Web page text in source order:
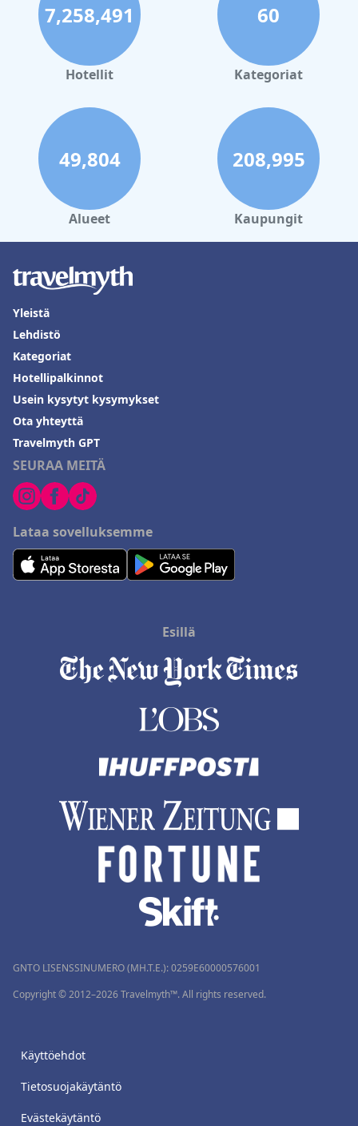
7,258,491
Hotellit
60
Kategoriat
49,804
Alueet
208,995
Kaupungit
SEURAA MEITÄ
Lataa sovelluksemme
Yleistä
Lehdistö
Kategoriat
Hotellipalkinnot
Usein kysytyt kysymykset
Ota yhteyttä
Travelmyth GPT
Esillä
GNTO LISENSSINUMERO (MH.T.E.): 0259Ε60000576001
Copyright © 2012–2026 Travelmyth™. All rights reserved.
Käyttöehdot
Tietosuojakäytäntö
Evästekäytäntö